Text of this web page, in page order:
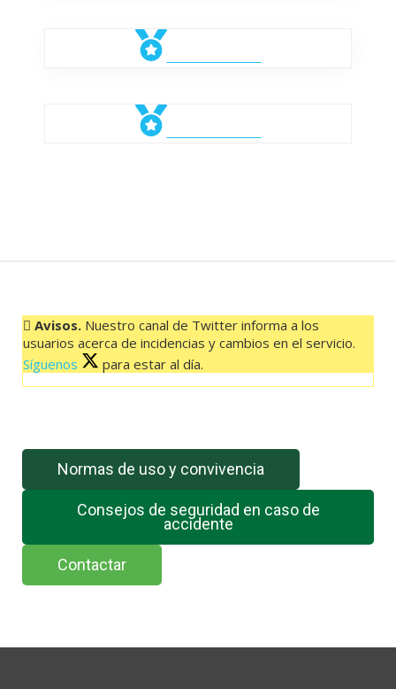
Avisos. Nuestro canal de Twitter informa a los
usuarios acerca de incidencias y cambios en el servicio.
Síguenos
para estar al día.
El feed de Twitter no está disponible en este momento.
Normas de uso y convivencia
Consejos de seguridad en caso de
accidente
Contactar